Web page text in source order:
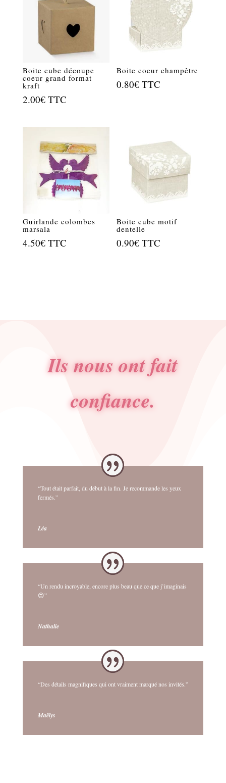
Boite cube découpe
coeur grand format
kraft
2.00€ TTC
Boite coeur champêtre
0.80€ TTC
Guirlande colombes
marsala
4.50€ TTC
Boite cube motif
dentelle
0.90€ TTC
Ils nous ont fait
confiance.
“Tout était parfait, du début à la fin. Je recommande les yeux
fermés.”
Léa
“Un rendu incroyable, encore plus beau que ce que j’imaginais
😍”
Nathalie
“Des détails magnifiques qui ont vraiment marqué nos invités.”
Maëlys